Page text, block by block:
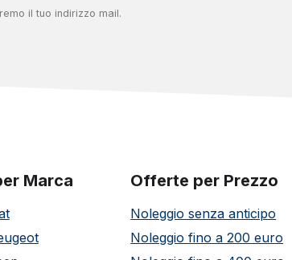
il tuo indirizzo mail.
Marca Offerte per Prezzo
Noleggio senza anticipo
Noleggio fino a 200 euro